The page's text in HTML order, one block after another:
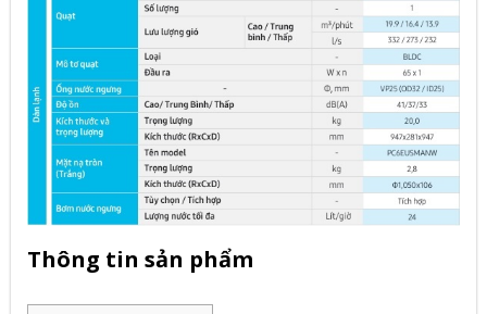
Thông tin sản phẩm